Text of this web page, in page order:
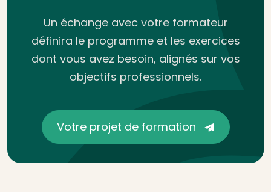
Un échange avec votre formateur
définira le programme et les exercices
dont vous avez besoin, alignés sur vos
objectifs professionnels.
Votre projet de formation